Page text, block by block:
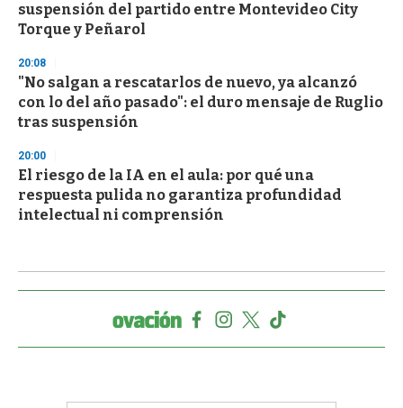
suspensión del partido entre Montevideo City
Torque y Peñarol
20:08
"No salgan a rescatarlos de nuevo, ya alcanzó
con lo del año pasado": el duro mensaje de Ruglio
tras suspensión
20:00
El riesgo de la IA en el aula: por qué una
respuesta pulida no garantiza profundidad
intelectual ni comprensión